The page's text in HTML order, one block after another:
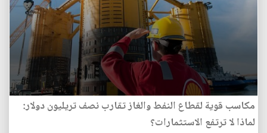
مكاسب قوية لقطاع النفط والغاز تقارب نصف تريليون دولار:
لماذا لا ترتفع الاستثمارات؟